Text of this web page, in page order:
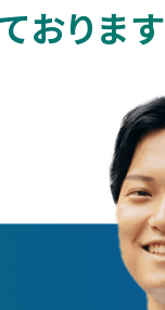
おります